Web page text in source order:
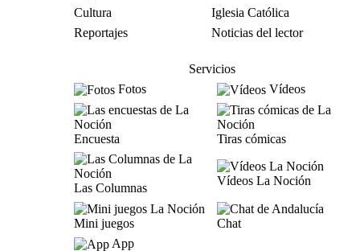
Cultura
Iglesia Católica
Reportajes
Noticias del lector
Servicios
Fotos
Vídeos
Encuesta Tiras cómicas
Las Columnas
Vídeos La Noción
Mini juegos
Chat
App